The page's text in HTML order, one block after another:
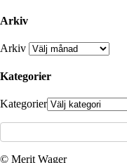
Arkiv
Arkiv
Kategorier
Kategorier
© Merit Wager